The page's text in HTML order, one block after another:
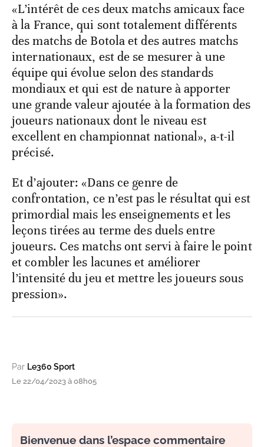
«L’intérêt de ces deux matchs amicaux face
à la France, qui sont totalement différents
des matchs de Botola et des autres matchs
internationaux, est de se mesurer à une
équipe qui évolue selon des standards
mondiaux et qui est de nature à apporter
une grande valeur ajoutée à la formation des
joueurs nationaux dont le niveau est
excellent en championnat national», a-t-il
précisé.
Et d’ajouter: «Dans ce genre de
confrontation, ce n’est pas le résultat qui est
primordial mais les enseignements et les
leçons tirées au terme des duels entre
joueurs. Ces matchs ont servi à faire le point
et combler les lacunes et améliorer
l’intensité du jeu et mettre les joueurs sous
pression».
Par Le360 Sport
Le 22/04/2023 à 08h05
Bienvenue dans l’espace commentaire